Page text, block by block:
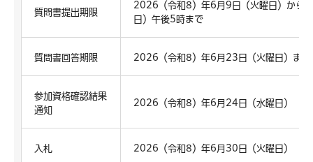
質問書提出期限
2026（令和8）年6月9日（火曜日）から
日）午後5時まで
質問書回答期限 2026（令和8）年6月23日（火曜日）まで
参加資格確認結果
通知
2026（令和8）年6月24日（水曜日）
入札 2026（令和8）年6月30日（火曜日）